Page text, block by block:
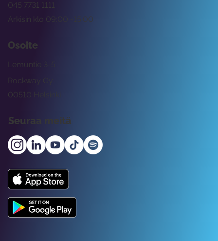
Arkisin klo 09:00 -15:00
045 7731 1111
Osoite
Rockway Oy
Lemuntie 3-5
00510 Helsinki
Seuraa meitä